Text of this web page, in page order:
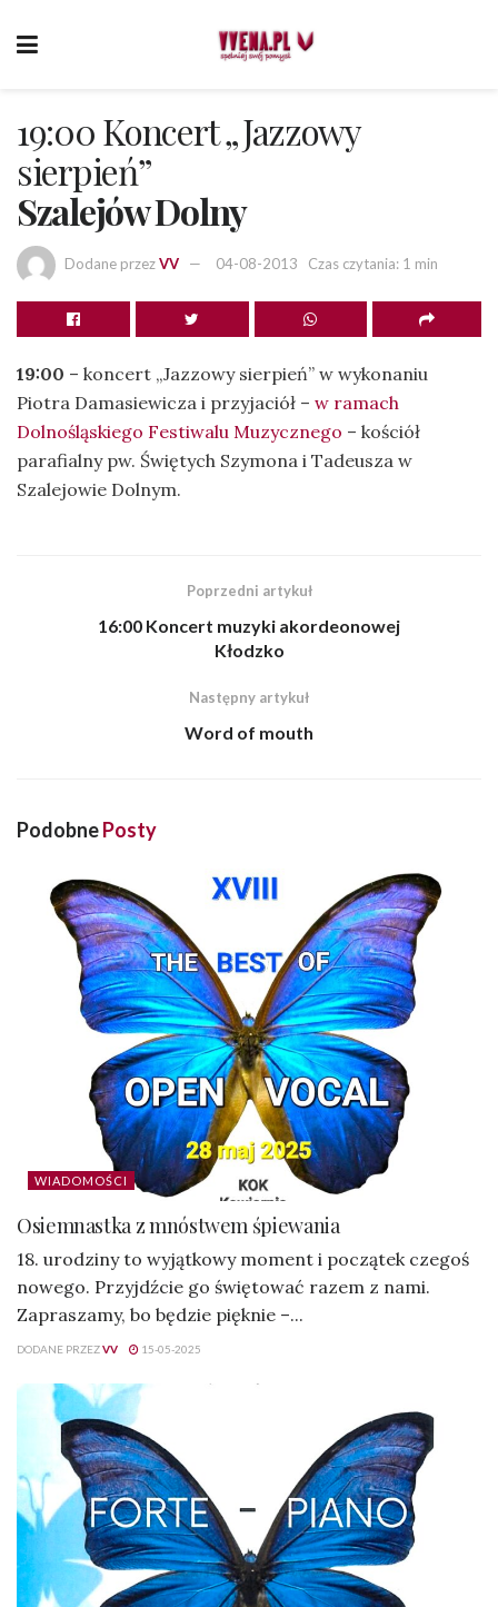
19:00 Koncert „Jazzowy
sierpień”
Szalejów Dolny
Dodane przezVV 04-08-2013 Czas czytania: 1 min
19:00 – koncert „Jazzowy sierpień” w wykonaniu
Piotra Damasiewicza i przyjaciół – w ramach
Dolnośląskiego Festiwalu Muzycznego – kościół
parafialny pw. Świętych Szymona i Tadeusza w
Szalejowie Dolnym.
Poprzedni artykuł
16:00 Koncert muzyki akordeonowej
Kłodzko
Następny artykuł
Word of mouth
PodobnePosty
WIADOMOŚCI
Osiemnastka z mnóstwem śpiewania
18. urodziny to wyjątkowy moment i początek czegoś
nowego. Przyjdźcie go świętować razem z nami.
Zapraszamy, bo będzie pięknie –...
DODANE PRZEZVV 15-05-2025